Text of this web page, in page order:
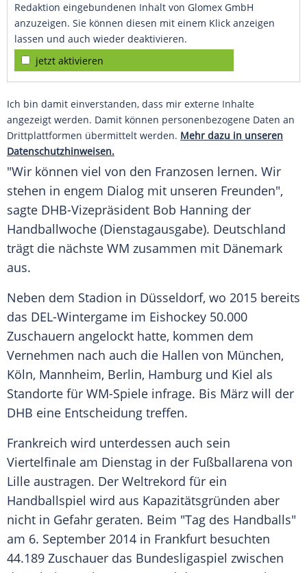
Redaktion eingebundenen Inhalt von Glomex GmbH
anzuzeigen. Sie können diesen mit einem Klick anzeigen
lassen und auch wieder deaktivieren.
jetzt aktivieren
Ich bin damit einverstanden, dass mir externe Inhalte
angezeigt werden. Damit können personenbezogene Daten an
Drittplattformen übermittelt werden. Mehr dazu in unseren
Datenschutzhinweisen.
"Wir können viel von den Franzosen lernen. Wir
stehen in engem Dialog mit unseren Freunden",
sagte DHB-Vizepräsident Bob Hanning der
Handballwoche (Dienstagausgabe). Deutschland
trägt die nächste WM zusammen mit Dänemark
aus.
Neben dem Stadion in Düsseldorf, wo 2015 bereits
das DEL-Wintergame im Eishockey 50.000
Zuschauern angelockt hatte, kommen dem
Vernehmen nach auch die Hallen von München,
Köln, Mannheim, Berlin, Hamburg und Kiel als
Standorte für WM-Spiele infrage. Bis März will der
DHB eine Entscheidung treffen.
Frankreich wird unterdessen auch sein
Viertelfinale am Dienstag in der Fußballarena von
Lille austragen. Der Weltrekord für ein
Handballspiel wird aus Kapazitätsgründen aber
nicht in Gefahr geraten. Beim "Tag des Handballs"
am 6. September 2014 in Frankfurt besuchten
44.189 Zuschauer das Bundesligaspiel zwischen